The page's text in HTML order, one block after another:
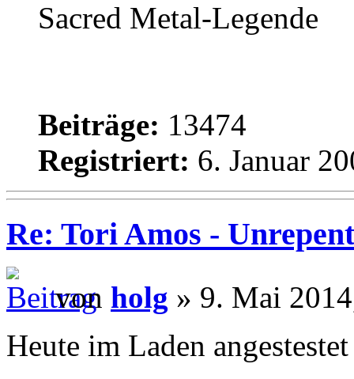
Sacred Metal-Legende
Beiträge: 13474
Registriert: 6. Januar
Re: Tori Amos -
von holg » 9. Mai
Heute im Laden